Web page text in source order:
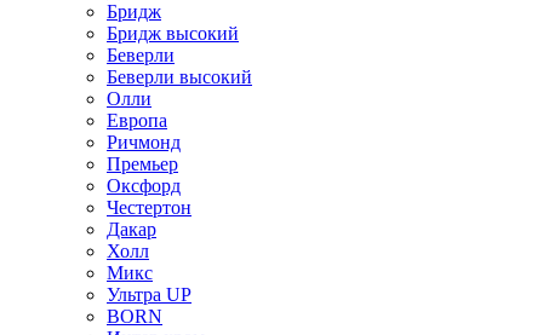
Бридж
Бридж высокий
Беверли
Беверли высокий
Олли
Европа
Ричмонд
Премьер
Оксфорд
Честертон
Дакар
Холл
Микс
Ультра UP
BORN